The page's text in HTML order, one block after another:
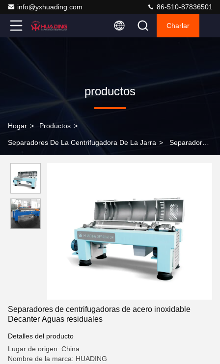
info@yxhuading.com 86-510-87836501
Charlar
productos
Hogar > Productos >
Separadores De La Centrifugadora De La Jarra > Separadores
residuales
Separadores de centrifugadoras de acero inoxidable
Decanter Aguas residuales
Detalles del producto
Lugar de origen: China
Nombre de la marca: HUADING